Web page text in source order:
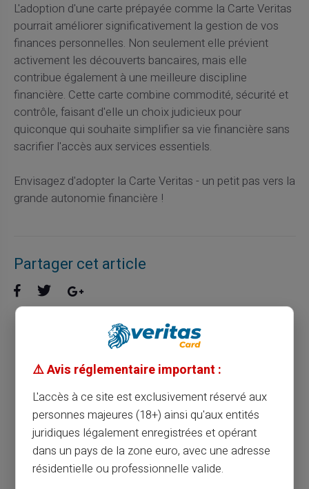
L'adoption d'une carte prépayée comme la Carte Veritas
pourrait améliorer significativement la gestion de vos
finances personnelles. Non seulement elle prévient
activement les découverts bancaires, mais elle
contribue également à une meilleure discipline
financière. Cette carte combine commodité, sécurité et
contrôle, faisant d'elle un choix judicieux pour
quiconque qui souhaite simplifier sa vie financière sans
sacrifier l'accès aux services essentiels.
Envisagez d'adopter la Carte Veritas - un petit pas vers la
grande autonomie financière !
Partager cet article
Optimisez vos finances : comment éviter les
frais bancaires grâce à une carte prépayée
Article précédent
Optimisez la sécurité de vos paiements en
ligne avec une carte prépayée
⚠️ Avis réglementaire important :
L'accès à ce site est exclusivement réservé aux
personnes majeures (18+) ainsi qu'aux entités
juridiques légalement enregistrées et opérant
dans un pays de la zone euro, avec une adresse
résidentielle ou professionnelle valide.